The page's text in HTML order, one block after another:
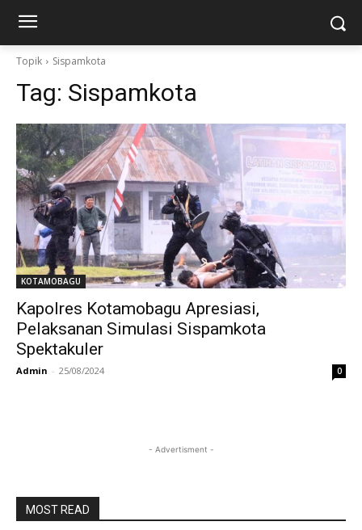
Topik Sispamkota
Tag: Sispamkota
KOTAMOBAGU
Kapolres Kotamobagu Apresiasi,
Pelaksanan Simulasi Sispamkota
Spektakuler
Admin - 25/08/2024 0
- Advertisment -
MOST READ